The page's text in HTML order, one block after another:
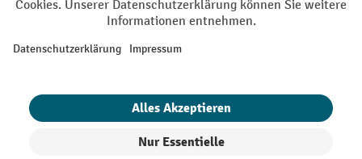
¹ Der Rabatt gilt so lange der Vorrat reicht. Der Rabatt gilt nicht auf
oder Gutscheinen ist nicht möglich. | ² Der Rabatt wird einmalig bei
eingelöst werden. Die Höhe des Rabatts variiert je nach
Produktkategorie und beträgt bis zu 10 % (10 % auf Lager, Umwelt,
Heben | 7% auf Büro). Ausgenommen sind Elektro-Hubwagen,